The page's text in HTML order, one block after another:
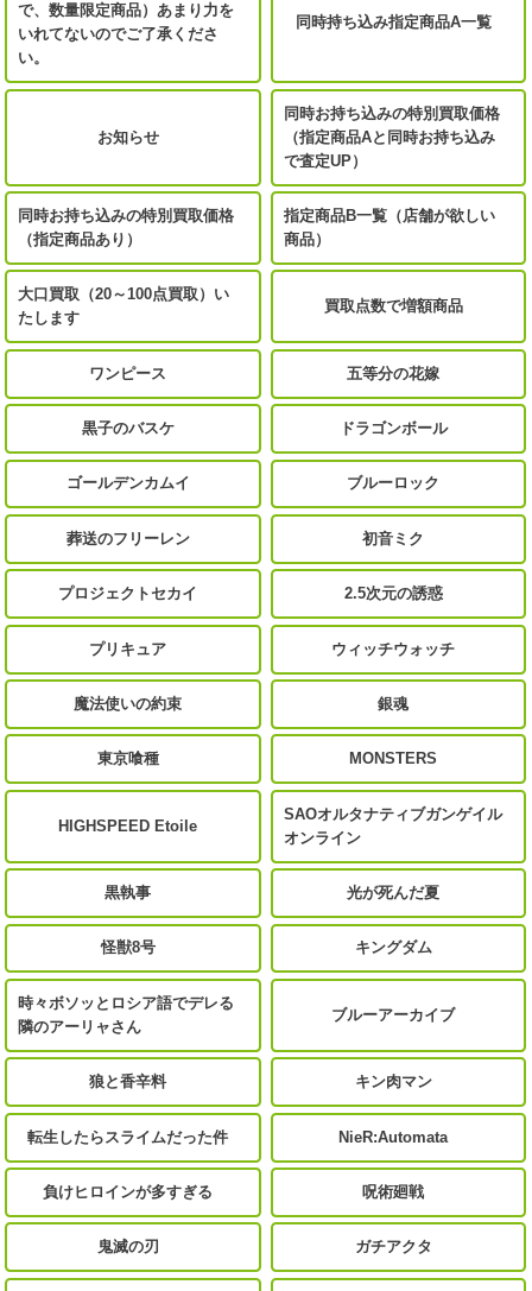
で、数量限定商品）あまり力を
いれてないのでご了承くださ
い。
同時持ち込み指定商品A一覧
お知らせ
同時お持ち込みの特別買取価格
（指定商品Aと同時お持ち込み
で査定UP）
同時お持ち込みの特別買取価格
（指定商品あり）
指定商品B一覧（店舗が欲しい
商品）
大口買取（20～100点買取）い
たします
買取点数で増額商品
ワンピース 五等分の花嫁
黒子のバスケ ドラゴンボール
ゴールデンカムイ ブルーロック
葬送のフリーレン 初音ミク
プロジェクトセカイ 2.5次元の誘惑
プリキュア ウィッチウォッチ
魔法使いの約束 銀魂
東京喰種 MONSTERS
HIGHSPEED Etoile
SAOオルタナティブガンゲイル
オンライン
黒執事 光が死んだ夏
怪獣8号 キングダム
時々ボソッとロシア語でデレる
隣のアーリャさん
ブルーアーカイブ
狼と香辛料 キン肉マン
転生したらスライムだった件 NieR:Automata
負けヒロインが多すぎる 呪術廻戦
鬼滅の刃 ガチアクタ